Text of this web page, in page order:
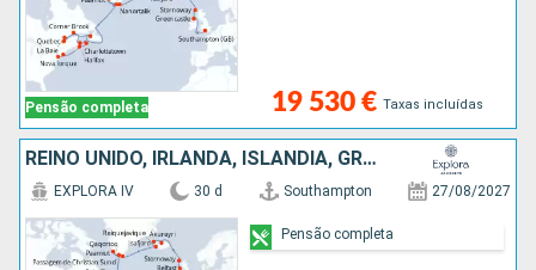
Pensão completa 19 530 € Taxas incluídas
REINO UNIDO, IRLANDA, ISLÂNDIA, GROENLANDIA, ANTÍGUA E BARBUDA, MARTINICA, CANADÁ, ESTADOS UNIDOS
EXPLORA IV 30 d Southampton 27/08/2027
Pensão completa